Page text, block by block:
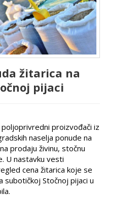
žitarica na
pijaci
proizvođači iz
naselja ponude na
prodaju živinu, stočnu
U nastavku vesti
cena žitarica koje se
subotičkoj Stočnoj pijaci u